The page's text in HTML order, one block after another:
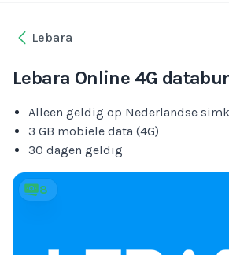
Lebara
Lebara Online 4G
Alleen geldig op Nederlandse
3 GB mobiele data (4G)
30 dagen geldig
8